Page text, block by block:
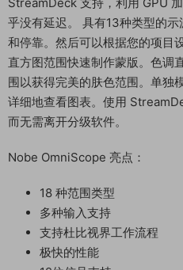
乎没有延迟。 具有13种类型的
和停靠。然后可以根据您的项目
直方图范围快速制作蒙版。色调
围以获得完美的肤色范围。单独
详细地查看图表。使用
而无需离开分级软件。
Nobe OmniScope 亮点：
18 种范围类型
多种输入支持
支持杜比视界工作流程
极快的性能